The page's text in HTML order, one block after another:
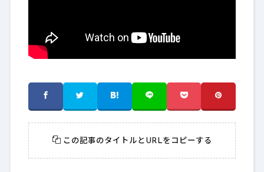
この記事のタイトルとURLをコピーする